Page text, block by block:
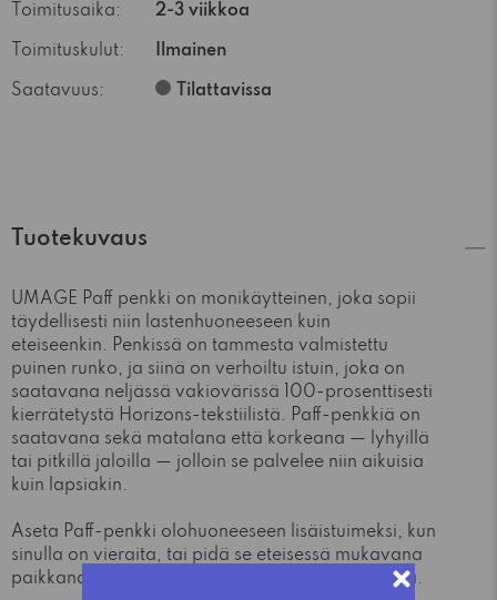
Toimitusaika: 2-3 viikkoa
Toimituskulut: Ilmainen
Saatavuus: Tilattavissa
Tuotekuvaus
UMAGE Paff penkki on monikäytteinen, joka sopii
täydellisesti niin lastenhuoneeseen kuin
eteiseenkin. Penkissä on tammesta valmistettu
puinen runko, ja siinä on verhoiltu istuin, joka on
saatavana neljässä vakiovärissä 100-prosenttisesti
kierrätetystä Horizons-tekstiilistä. Paff-penkkiä on
saatavana sekä matalana että korkeana — lyhyillä
tai pitkillä jaloilla — jolloin se palvelee niin aikuisia
kuin lapsiakin.
Aseta Paff-penkki olohuoneeseen lisäistuimeksi, kun
sinulla on vieraita, tai pidä se eteisessä mukavana
paikkana istua ja pukea kengät ennen ulos lähtöä.